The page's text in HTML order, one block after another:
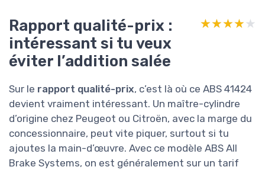
Rapport qualité-prix :
intéressant si tu veux
éviter l’addition salée
★★★★★
★★★★★
Sur le rapport qualité-prix, c’est là où ce ABS 41424
devient vraiment intéressant. Un maître-cylindre
d’origine chez Peugeot ou Citroën, avec la marge du
concessionnaire, peut vite piquer, surtout si tu
ajoutes la main-d’œuvre. Avec ce modèle ABS All
Brake Systems, on est généralement sur un tarif